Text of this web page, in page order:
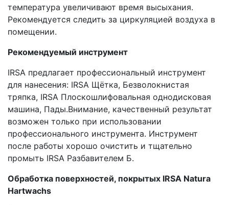
температура увеличивают время высыхания.
Рекомендуется следить за циркуляцией воздуха в
помещении.
Рекомендуемый инструмент
IRSA предлагает профессиональный инструмент
для нанесения: IRSA Щётка, Безволокнистая
тряпка, IRSA Плоскошлифовальная однодисковая
машина, Пады.Внимание, качественный результат
возможен только при использовании
профессионального инструмента. Инструмент
после работы хорошо очистить и тщательно
промыть IRSA Разбавителем Б.
Обработка поверхностей, покрытых IRSA Natura
Hartwachs